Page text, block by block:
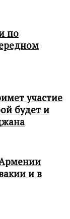
по
участие
будет и
Армении
и в